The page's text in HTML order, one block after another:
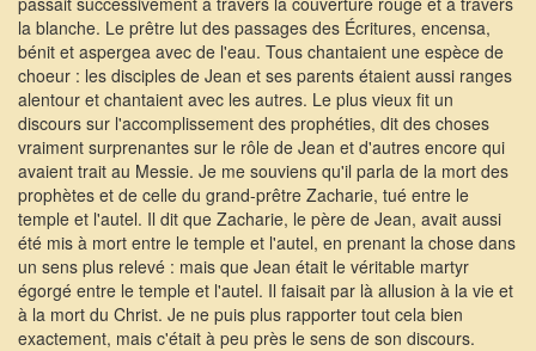
la blanche. Le prêtre lut des passages des Écritures, encensa,
bénit et aspergea avec de l'eau. Tous chantaient une espèce de
choeur : les disciples de Jean et ses parents étaient aussi ranges
alentour et chantaient avec les autres. Le plus vieux fit un
discours sur l'accomplissement des prophéties, dit des choses
vraiment surprenantes sur le rôle de Jean et d'autres encore qui
avaient trait au Messie. Je me souviens qu'il parla de la mort des
prophètes et de celle du grand-prêtre Zacharie, tué entre le
temple et l'autel. Il dit que Zacharie, le père de Jean, avait aussi
été mis à mort entre le temple et l'autel, en prenant la chose dans
un sens plus relevé : mais que Jean était le véritable martyr
égorgé entre le temple et l'autel. Il faisait par là allusion à la vie et
à la mort du Christ. Je ne puis plus rapporter tout cela bien
exactement, mais c'était à peu près le sens de son discours.